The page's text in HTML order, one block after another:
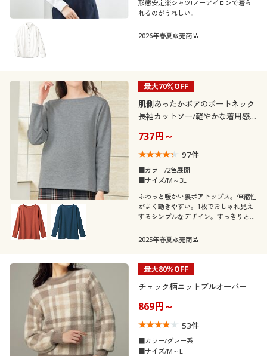
形態安定楽シャツ!ノーアイロンで着ら
れるのがうれしい。
2026年春夏販売商品
最大70％OFF
肌側あったかボアのボートネック
長袖カットソー/軽やかな着用感
737円～
97件
■カラー/2色展開
■サイズ/M～3L
ふわっと暖かい裏ボアトップス。伸縮性
がよく動きやすい。1枚でおしゃれ見え
するシンプルなデザイン。すっきりとし
2025年春夏販売商品
最大80％OFF
チェック柄ニットプルオーバー
869円～
53件
■カラー/グレー系
■サイズ/M～L